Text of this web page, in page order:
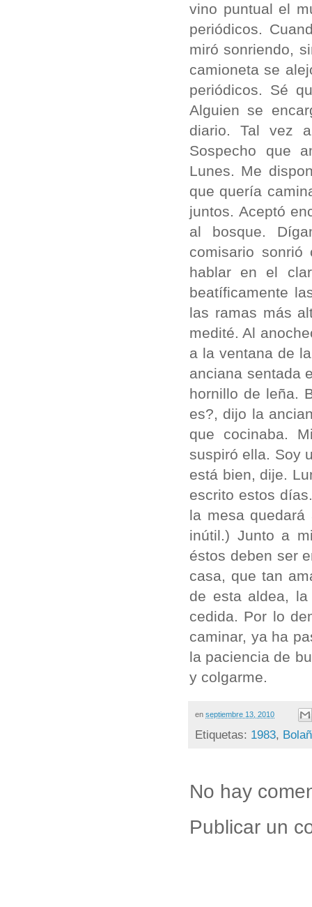
vino puntual el
periódicos.
miró sonriendo,
camioneta se
periódicos. Sé
Alguien se
diario. Tal vez
Sospecho que
Lunes. Me
que quería
juntos. Aceptó
al bosque.
comisario
hablar en el
beatíficamente
las ramas más
medité. Al
a la ventana de
anciana sentada
hornillo de leña.
es?, dijo la
que cocinaba.
suspiró ella. Soy
está bien, dije.
escrito estos
la mesa quedará
inútil.) Junto a
éstos deben ser
casa, que tan
de esta aldea,
cedida. Por lo
caminar, ya ha
la paciencia de
y colgarme.
en septiembre 13, 2010
Etiquetas: 1983,
No hay
Publicar un